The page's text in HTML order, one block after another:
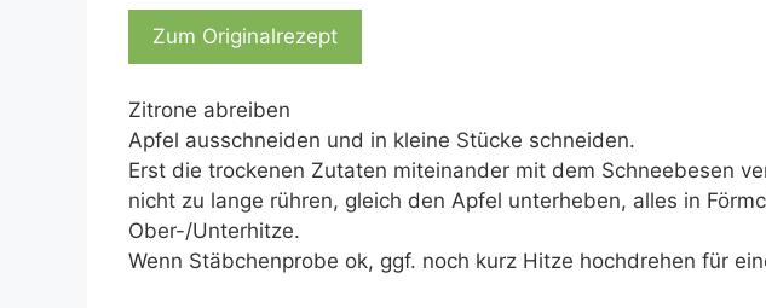
Zum Originalrezept
Zitrone abreiben
Apfel ausschneiden und in kleine Stücke schneiden.
Erst die trockenen Zutaten miteinander mit dem Schneebesen
nicht zu lange rühren, gleich den Apfel unterheben, alles in
Ober-/Unterhitze.
Wenn Stäbchenprobe ok, ggf. noch kurz Hitze hochdrehen für